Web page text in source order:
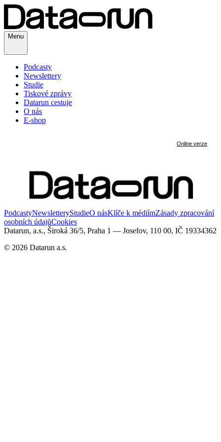
Menu
Podcasty
Newslettery
Studie
Tiskové zprávy
Datarun cestuje
O nás
E-shop
PodcastyNewsletteryStudieO násKlíče k médiímZásady zpracování
osobních údajůCookies
Datarun, a.s., Široká 36/5, Praha 1 — Josefov, 110 00, IČ 19334362
© 2026 Datarun a.s.